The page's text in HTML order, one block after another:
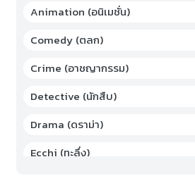
Animation (อนิเมชั่น)
Comedy (ตลก)
Crime (อาชญากรรม)
Detective (นักสืบ)
Drama (ดราม่า)
Ecchi (ทะลึ่ง)